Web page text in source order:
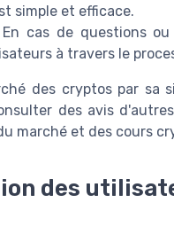
simple et efficace.
cas de questions
à travers le
des cryptos par sa
des avis
marché et des cours
des